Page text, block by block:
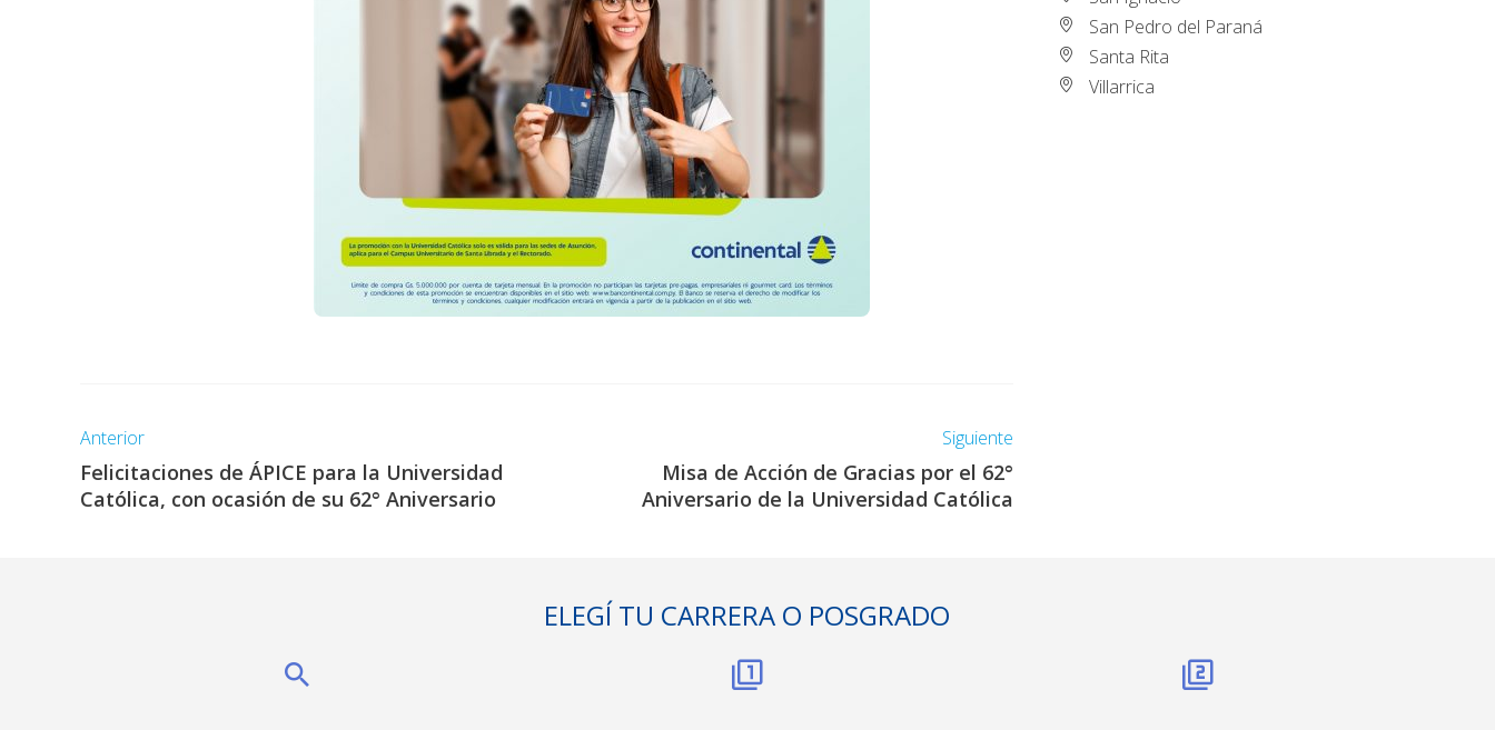
Anterior
Felicitaciones de ÁPICE para la Universidad
Católica, con ocasión de su 62° Aniversario
Siguiente
Misa de Acción de Gracias por el 62°
Aniversario de la Universidad Católica
San Pedro del Paraná
Santa Rita
Villarrica
ELEGÍ TU CARRERA O POSGRADO